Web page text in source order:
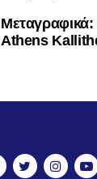
Mεταγραφικά:
Athens